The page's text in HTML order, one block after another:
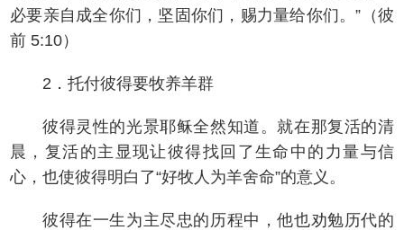
必要亲自成全你们，坚固你们，赐力量给你们。”（彼
前 5:10）
2．托付彼得要牧养羊群
彼得灵性的光景耶稣全然知道。就在那复活的清
晨，复活的主显现让彼得找回了生命中的力量与信
心，也使彼得明白了“好牧人为羊舍命”的意义。
彼得在一生为主尽忠的历程中，他也劝勉历代的